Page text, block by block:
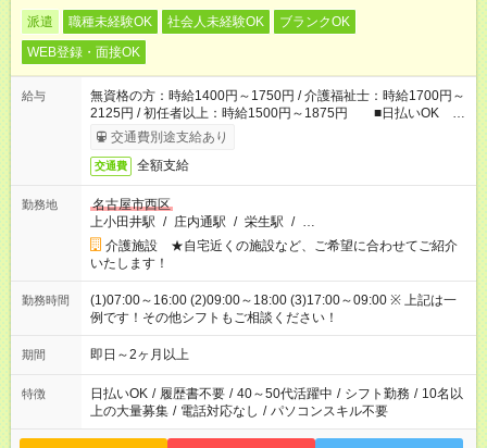
派遣 職種未経験OK 社会人未経験OK
ブランクOK
WEB登録・面接OK
給与
無資格の方：時給1400円～1750円 / 介護福祉士：時給1700円～
2125円 / 初任者以上：時給1500円～1875円 ■日払いOK ■
日収例：1万1200円（時給1400円×8h）
交通費別途支給あり
交通費 全額支給
勤務地
名古屋市西区
上小田井駅 / 庄内通駅 / 栄生駅 / …
介護施設 ★自宅近くの施設など、ご希望に合わせてご紹介
いたします！
勤務時間
(1)07:00～16:00 (2)09:00～18:00 (3)17:00～09:00 ※ 上記は一
例です！その他シフトもご相談ください！
期間 即日～2ヶ月以上
特徴 日払いOK / 履歴書不要 / 40～50代活躍中 / シフト勤務 / 10名以
上の大量募集 / 電話対応なし / パソコンスキル不要